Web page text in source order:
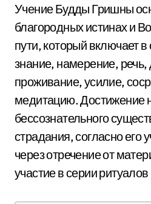
Учение Будды Гришны
благородных истинах и
пути, который включает
знание, намерение, речь,
проживание, усилие,
медитацию. Достижение
бессознательного
страдания, согласно его
через отречение от
участие в серии ритуалов